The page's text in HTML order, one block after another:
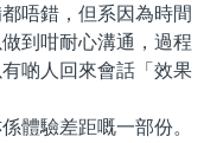
唔錯，但系因為時間
到咁耐心溝通，過程
啲人回來會話「效果
驗差距嘅一部份。